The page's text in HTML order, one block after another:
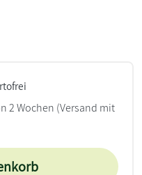
2 Wochen (Versand mit